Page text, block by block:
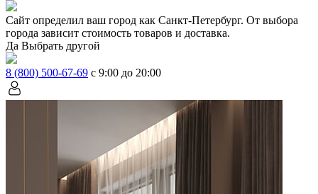
Сайт определил ваш город как Санкт-Петербург. От выбора
города зависит стоимость товаров и доставка.
Да Выбрать другой
8 (800) 500-67-69 с 9:00 до 20:00